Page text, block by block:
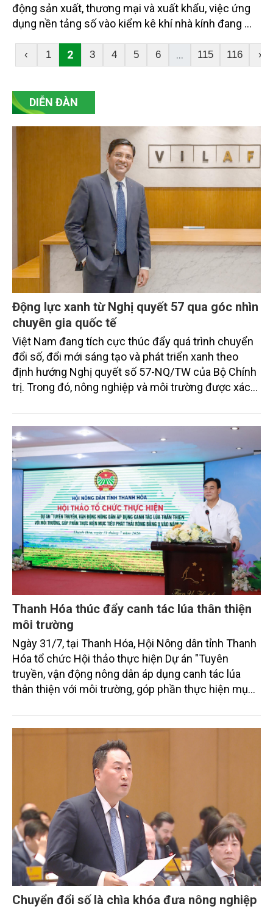
động sản xuất, thương mại và xuất khẩu, việc ứng
dụng nền tảng số vào kiểm kê khí nhà kính đang mở
chỉ giúp đáp ứng quy định pháp luật, công nghệ số
còn hỗ trợ doanh nghiệp nâng cao năng lực quản trị
cạnh tranh trên thị trường toàn cầu.
‹ 1 2 3 4 5 6 ... 115 116 ›
DIỄN ĐÀN
Động lực xanh từ Nghị quyết 57 qua góc nhìn
chuyên gia quốc tế
Việt Nam đang tích cực thúc đẩy quá trình chuyển
đổi số, đổi mới sáng tạo và phát triển xanh theo
định hướng Nghị quyết số 57-NQ/TW của Bộ Chính
trị. Trong đó, nông nghiệp và môi trường được xác
sắc bởi các tiến bộ công nghệ và cam kết bền vững
toàn cầu, đặc biệt là mục tiêu đưa phát thải ròng
bằng 0 (Net-Zero) vào năm 2050.
Thanh Hóa thúc đẩy canh tác lúa thân thiện
môi trường
Ngày 31/7, tại Thanh Hóa, Hội Nông dân tỉnh Thanh
Hóa tổ chức Hội thảo thực hiện Dự án "Tuyên
truyền, vận động nông dân áp dụng canh tác lúa
thân thiện với môi trường, góp phần thực hiện mục
trình thu hút sự tham gia của đông đảo đại biểu đến
từ các cơ quan quản lý nhà nước, đơn vị nghiên cứu,
doanh nghiệp, hợp tác xã và nông dân đang trực
tiếp triển khai mô hình sản xuất lúa phát thải thấp.
Chuyển đổi số là chìa khóa đưa nông nghiệp